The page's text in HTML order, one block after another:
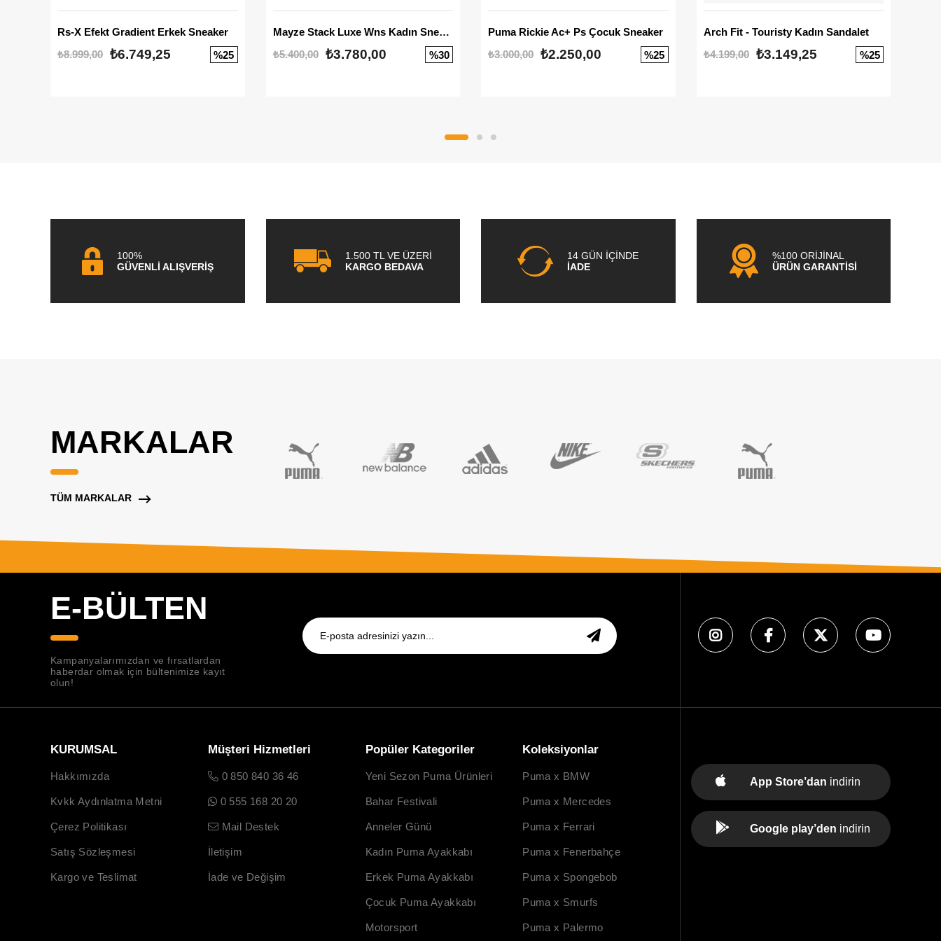
Rs-X Efekt Gradient Erkek Sneaker
₺8.999,00 ₺6.749,25 %25
Mayze Stack Luxe Wns Kadın Sneaker
₺5.400,00
₺3.780,00 %30
Puma Rickie Ac+ Ps Çocuk Sneaker
₺3.000,00 ₺2.250,00 %25
Arch Fit - Touristy Kadın Sandalet
₺4.199,00
₺3.149,25 %25
100%
GÜVENLİ ALIŞVERİŞ
1.500 TL VE ÜZERİ
KARGO BEDAVA
14 GÜN İÇİNDE
İADE
%100 ORİJİNAL
ÜRÜN GARANTİSİ
MARKALAR
TÜM MARKALAR
E-BÜLTEN
Kampanyalarımızdan ve fırsatlardan
haberdar olmak için bültenimize kayıt
olun!
KURUMSAL
Hakkımızda
Kvkk Aydınlatma Metni
Çerez Politikası
Satış Sözleşmesi
Kargo ve Teslimat
Müşteri Hizmetleri
0 850 840 36 46
0 555 168 20 20
Mail Destek
İletişim
İade ve Değişim
Popüler Kategoriler
Yeni Sezon Puma Ürünleri
Bahar Festivali
Anneler Günü
Kadın Puma Ayakkabı
Erkek Puma Ayakkabı
Çocuk Puma Ayakkabı
Motorsport
Koleksiyonlar
Puma x BMW
Puma x Mercedes
Puma x Ferrari
Puma x Fenerbahçe
Puma x Spongebob
Puma x Smurfs
Puma x Palermo
App Store’dan indirin
Google play’den indirin